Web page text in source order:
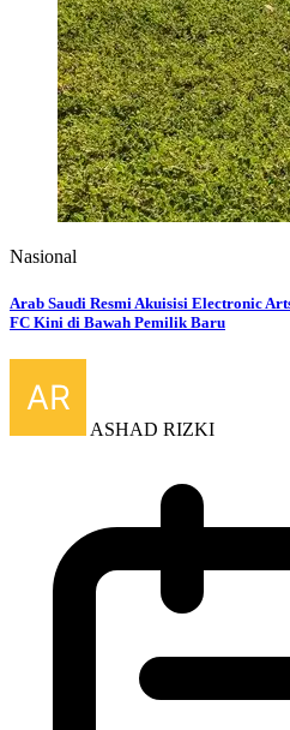
Nasional
Arab Saudi Resmi Akuisisi Electronic
FC Kini di Bawah Pemilik Baru
ASHAD RIZKI